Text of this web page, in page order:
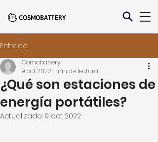
Entrada
¿Qué son estaciones de
energía portátiles?
Comobattery
9 oct 20221 min de lectura
Actualizado: 9 oct 2022